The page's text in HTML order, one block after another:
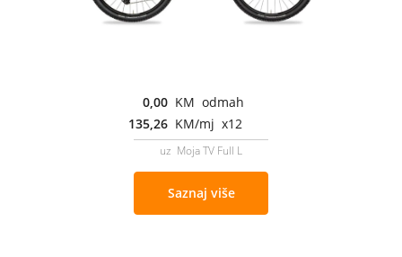
0,00 KM odmah
135,26 KM/mj x12
uz Moja TV Full L
Saznaj više